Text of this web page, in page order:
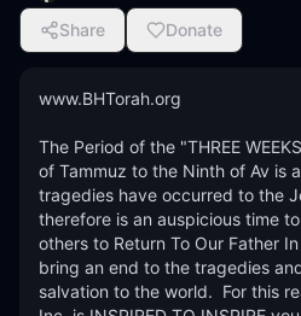
Share Donate
www.BHTorah.org
The Period of the "THREE
of Tammuz to the Ninth of Av is
tragedies have occurred to the
therefore is an auspicious time
others to Return To Our Father
bring an end to the tragedies
salvation to the world.  For this